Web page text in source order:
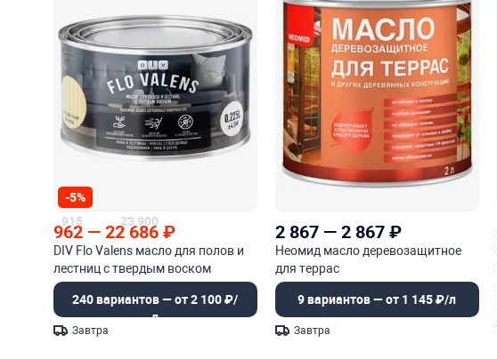
-5%
915
962 — 23 900
22 686₽
DIV Flo Valens масло для полов и
лестниц с твердым воском
240 вариантов — от 2 100 ₽/
л
Завтра
2 867 —2 867₽
Неомид масло деревозащитное
для террас
9 вариантов — от 1 145 ₽/л
Завтра